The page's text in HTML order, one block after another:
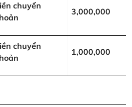
chuyển
3,000,000
chuyển
1,000,000